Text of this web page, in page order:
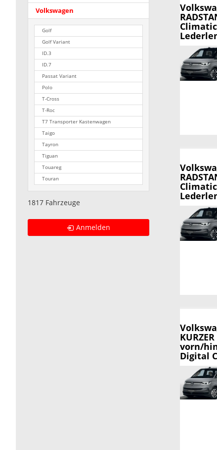
vorn/
Digital
Volkswagen
Golf
Golf Variant
ID.3
ID.7
Passat Variant
Polo
T-Cross
T-Roc
T7 Transporter Kastenwagen
Taigo
Tayron
Tiguan
Touareg
Touran
1817 Fahrzeuge
Anmelden